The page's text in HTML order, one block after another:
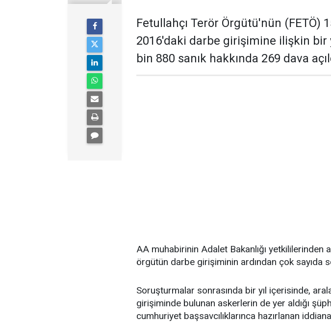
Fetullahçı Terör Örgütü'nün (FETÖ)
2016'daki darbe girişimine ilişkin bir
bin 880 sanık hakkında 269 dava
AA muhabirinin Adalet Bakanlığı yetkililerinden
örgütün darbe girişiminin ardından çok sayıda
Soruşturmalar sonrasında bir yıl içerisinde,
girişiminde bulunan askerlerin de yer aldığı
cumhuriyet başsavcılıklarınca hazırlanan